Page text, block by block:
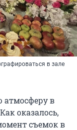
в зале
атмосферу в
оказалось,
съемок в